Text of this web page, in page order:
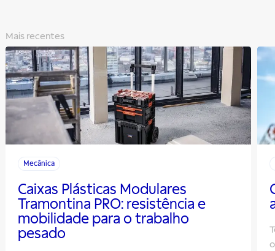
Mais recentes
Mecânica
Caixas Plásticas Modulares
Tramontina PRO: resistência e
mobilidade para o trabalho
pesado